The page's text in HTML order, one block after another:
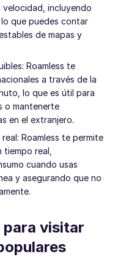
incluyendo
que puedes contar
de mapas y
Roamless te
a través de la
lo que es útil para
o mantenerte
en el extranjero.
Roamless te permite
real,
cuando usas
y asegurando que no
para visitar